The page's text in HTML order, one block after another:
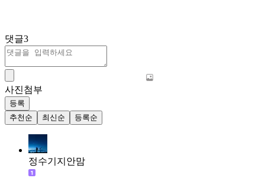
댓글3
사진첨부
등록
추천순
최신순 등록순
정수기지안맘